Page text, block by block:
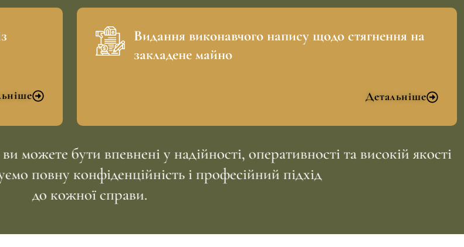
Видання виконавчого напису щодо стягнення на
закладене майно
Детальніше
бути впевнені у надійності, оперативності та високій якості
повну конфіденційність і професійний підхід
до кожної справи.